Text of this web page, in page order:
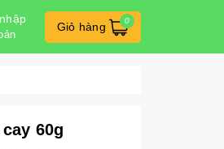
Giỏ hàng 0
60g